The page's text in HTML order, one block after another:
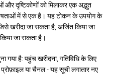
दृष्टिकोणों को मिलाकर एक अद्भुत
में से एक है। यह टोकन के उपयोग के
खरीदा जा सकता है, अर्जित किया जा
जा सकता है।
गया है: पहुंच खरीदना, गतिविधि के लिए
प्रोफ़ाइल या चैनल - यह सूची लगातार नए